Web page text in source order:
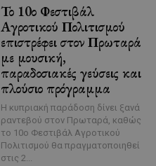
Το 10ο Φεστιβάλ
Αγροτικού Πολιτισμού
επιστρέφει στον Πρωταρά
με μουσική,
παραδοσιακές γεύσεις και
πλούσιο πρόγραμμα
Η κυπριακή παράδοση δίνει ξανά
ραντεβού στον Πρωταρά, καθώς
το 10ο Φεστιβάλ Αγροτικού
Πολιτισμού θα πραγματοποιηθεί
στις 2...